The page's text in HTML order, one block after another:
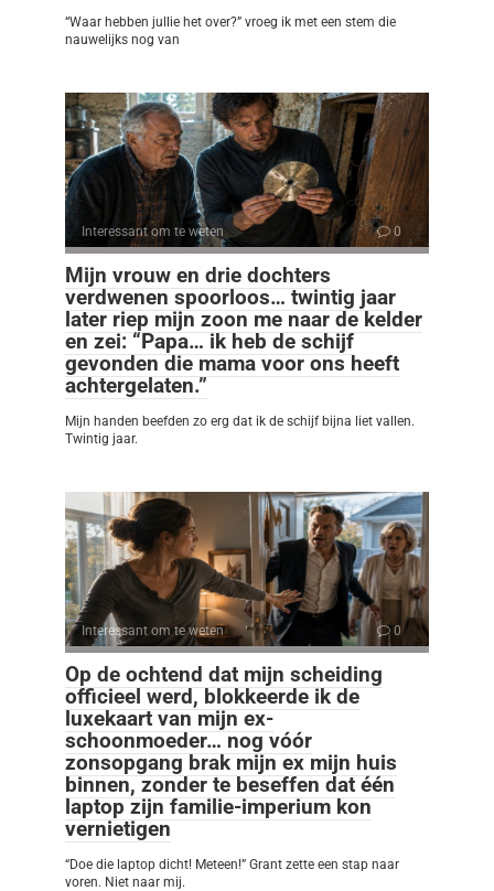
“Waar hebben jullie het over?” vroeg ik met een stem die
nauwelijks nog van
Interessant om te weten 0
Mijn vrouw en drie dochters
verdwenen spoorloos… twintig jaar
later riep mijn zoon me naar de kelder
en zei: “Papa… ik heb de schijf
gevonden die mama voor ons heeft
achtergelaten.”
Mijn handen beefden zo erg dat ik de schijf bijna liet vallen.
Twintig jaar.
Interessant om te weten 0
Op de ochtend dat mijn scheiding
officieel werd, blokkeerde ik de
luxekaart van mijn ex-
schoonmoeder… nog vóór
zonsopgang brak mijn ex mijn huis
binnen, zonder te beseffen dat één
laptop zijn familie-imperium kon
vernietigen
“Doe die laptop dicht! Meteen!” Grant zette een stap naar
voren. Niet naar mij.